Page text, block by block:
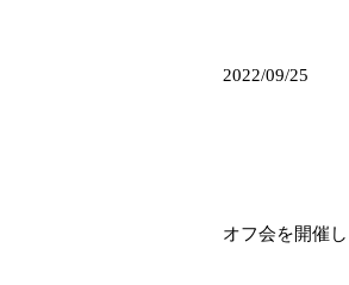
2022/09/25
オフ会を開催